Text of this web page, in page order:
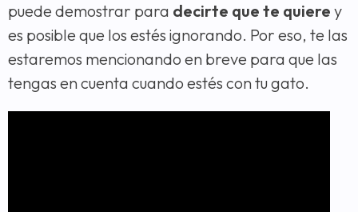
puede demostrar para decirte que te quiere y
es posible que los estés ignorando. Por eso, te las
estaremos mencionando en breve para que las
tengas en cuenta cuando estés con tu gato.